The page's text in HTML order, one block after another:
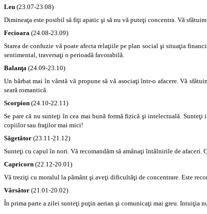
Leu (23.07-23.08)
Dimineaţa este posibil să fiţi apatic şi să nu vă puteţi concentra. Vă
Fecioara (24.08-23.09)
Starea de confuzie vă poate afecta relaţiile pe plan social şi situaţia
sentimental, traversaţi o perioadă favorabilă.
Balanţa (24.09-23.10)
Un bărbat mai în vârstă vă propune să vă asociaţi într-o afacere. Vă
seară romantică.
Scorpion (24.10-22.11)
Se pare că nu sunteţi în cea mai bună formă fizică şi intelectuală.
copiilor sau fraţilor mai mici!
Săgetător (23.11-21.12)
Sunteţi cu capul în nori. Vă recomandăm să amânaţi întâlnirile de
Capricorn (22.12-20.01)
Vă treziţi cu moralul la pământ şi aveţi dificultăţi de concentrare. Este
Vărsător (21.01-20.02)
În prima parte a zilei sunteţi puţin aerian şi comunicaţi mai greu. Intuiţia